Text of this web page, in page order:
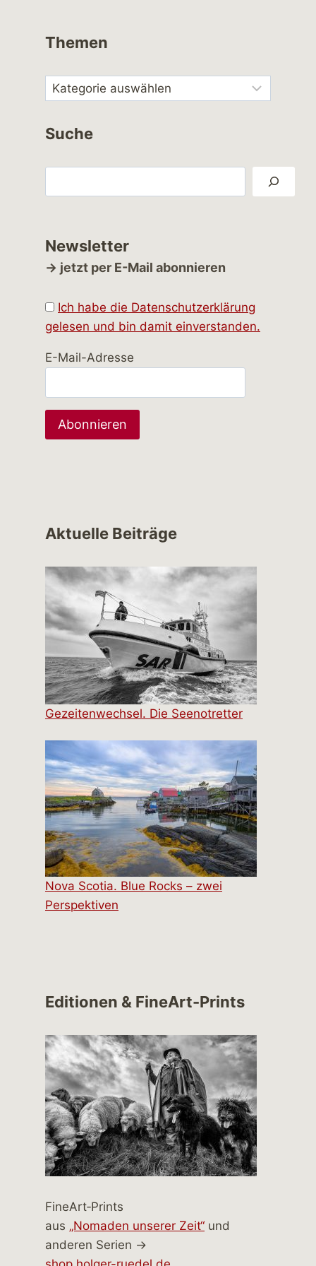
Themen
Suche
Newsletter
→ jetzt per E-Mail abonnieren
Ich habe die Datenschutzerklärung
gelesen und bin damit einverstanden.
E-Mail-Adresse
Aktuelle Beiträge
Gezeitenwechsel. Die Seenotretter
Nova Scotia. Blue Rocks – zwei
Perspektiven
Editionen & FineArt-Prints
FineArt‑Prints
aus „Nomaden unserer Zeit“ und
anderen Serien →